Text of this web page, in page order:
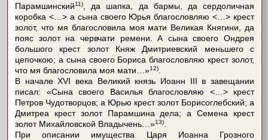
Парамшинский11)
, да шапка, да бармы, да сердоличная
коробка <…> а сына своего Юрья благословляю <…> крест
золот, что мя благословила моя мати Великая Княгини, да
пояс золот на червчати ремени. А сына своего Ондрея
большого крест золот Княж Дмитриевский меньшего с
цепочкою; а сына своего Бориса благословляю крест золот,
что мя благословила моя мати…»12)
В начале XVI века Великий князь Иоанн III в завещании
писал: «Сына своего Василья благословляю <…> крест
Петров Чудотворцов; а Юрью крест золот Борисоглебский; а
Дмитреа крест золот Парамшина дела; а Семена крест
золот Михайловской Владычень…»13)
При описании имущества Царя Иоанна Грозного